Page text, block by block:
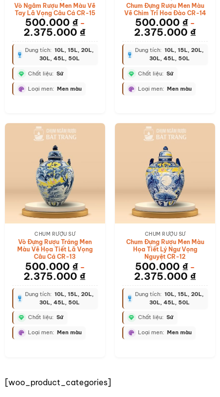
Vò Ngâm Rượu Men Màu Vẽ
Tay Lã Vọng Câu Cá CR-15
500.000 ₫ –
2.375.000 ₫
Dung tích: 10L, 15L, 20L,
30L, 45L, 50L
Chất liệu: Sứ
Loại men: Men màu
Chum Đựng Rượu Men Màu
Vẽ Chim Trĩ Hoa Đào CR-14
500.000 ₫ –
2.375.000 ₫
Dung tích: 10L, 15L, 20L,
30L, 45L, 50L
Chất liệu: Sứ
Loại men: Men màu
CHUM RƯỢU SỨ
Vò Đựng Rượu Tráng Men
Màu Vẽ Họa Tiết Lã Vọng
Câu Cá CR-13
500.000 ₫ –
2.375.000 ₫
Dung tích: 10L, 15L, 20L,
30L, 45L, 50L
Chất liệu: Sứ
Loại men: Men màu
CHUM RƯỢU SỨ
Chum Đựng Rượu Men Màu
Họa Tiết Lý Ngư Vọng
Nguyệt CR-12
500.000 ₫ –
2.375.000 ₫
Dung tích: 10L, 15L, 20L,
30L, 45L, 50L
Chất liệu: Sứ
Loại men: Men màu
[woo_product_categories]